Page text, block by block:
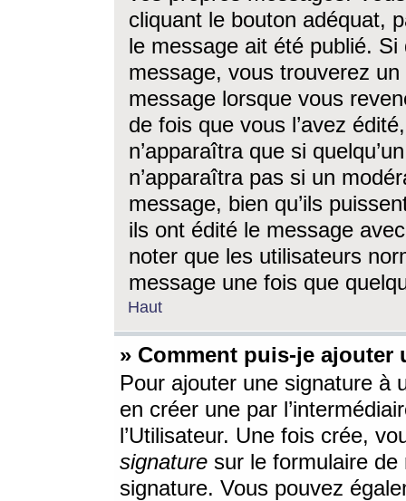
cliquant le bouton adéquat,
le message ait été publié. Si
message, vous trouverez
message lorsque vous
de fois que vous l’avez
n’apparaîtra que si
n’apparaîtra pas si un
message, bien qu’ils
ils ont édité le message
noter que les utilisateurs
message une fois que
Haut
» Comment puis-je ajouter
Pour ajouter une signature à
en créer une par
l’Utilisateur. Une fois crée,
signature sur le formulaire de
signature. Vous pouvez